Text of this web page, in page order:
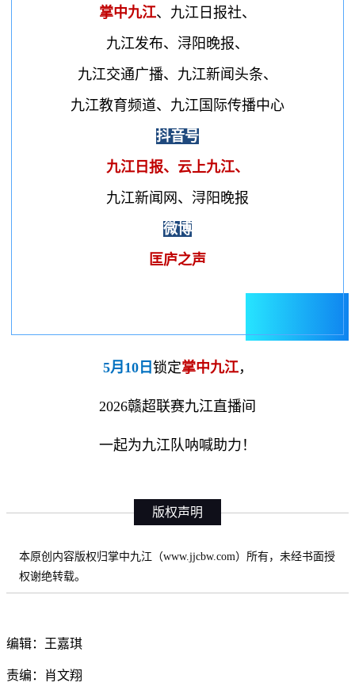
掌中九江、九江日报社、
九江发布、 浔阳晚报、
九江交通广播、九江新闻头条、
九江教育频道、九江国际传播中心
抖音号
九江日报、 云上九江、
九江新闻网、浔阳晚报
微博
匡庐之声
5月10日 锁定掌中九江，
2026赣超联赛九江直播间
一起为九江队呐喊助力！
版权声明
本原创内容版权归掌中九江（www.jjcbw.com）所有，未经书面授
权谢绝转载。
编辑：王嘉琪
责编：肖文翔